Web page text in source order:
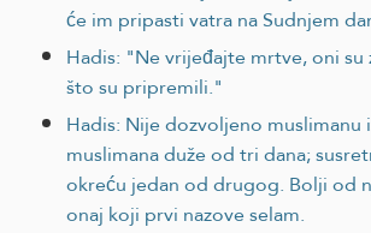
će im pripasti vatra na Sudnjem
Hadis: "Ne vrijeđajte mrtve, oni su
što su pripremili."
Hadis: Nije dozvoljeno
muslimana duže od tri dana;
okreću jedan od drugog. Bolji od
onaj koji prvi nazove selam.